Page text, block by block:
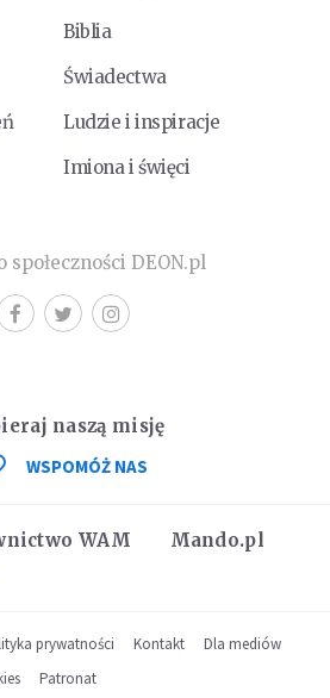
Biblia
Świadectwa
Ludzie i inspiracje
Imiona i święci
społeczności DEON.pl
WAM
Mando.pl
naszą misję
WSPOMÓŻ NAS
prywatności Kontakt
Dla mediów
Patronat